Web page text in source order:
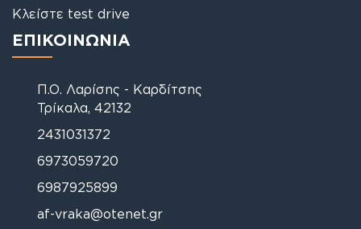
Κλείστε test drive
ΕΠΙΚΟΙΝΩΝΙΑ
Π.Ο. Λαρίσης - Καρδίτσης
Τρίκαλα, 42132
2431031372
6973059720
6987925899
af-vraka@otenet.gr